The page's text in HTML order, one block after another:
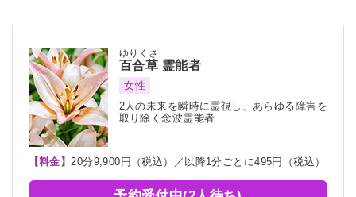
百合草
ゆりくさ
霊能者
女性
2人の未来を瞬時に霊視し、あらゆる障害を
取り除く念波霊能者
【料金】 20分9,900円（税込）／以降1分ごとに495円（税込）